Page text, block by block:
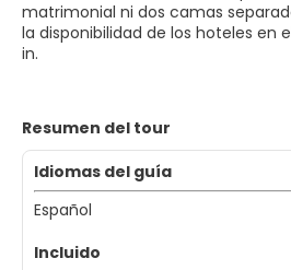
matrimonial ni dos camas
la disponibilidad de los hoteles en
in.
Resumen del tour
Idiomas del guía
Español
Incluido